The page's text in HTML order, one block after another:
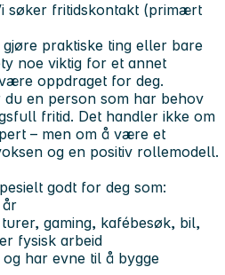
søker fritidskontakt (primært
praktiske ting eller bare
noe viktig for et annet
oppdraget for deg.
en person som har behov
fritid. Det handler ikke om
– men om å være et
og en positiv rollemodell.
godt for deg som:
gaming, kafébesøk, bil,
fysisk arbeid
har evne til å bygge